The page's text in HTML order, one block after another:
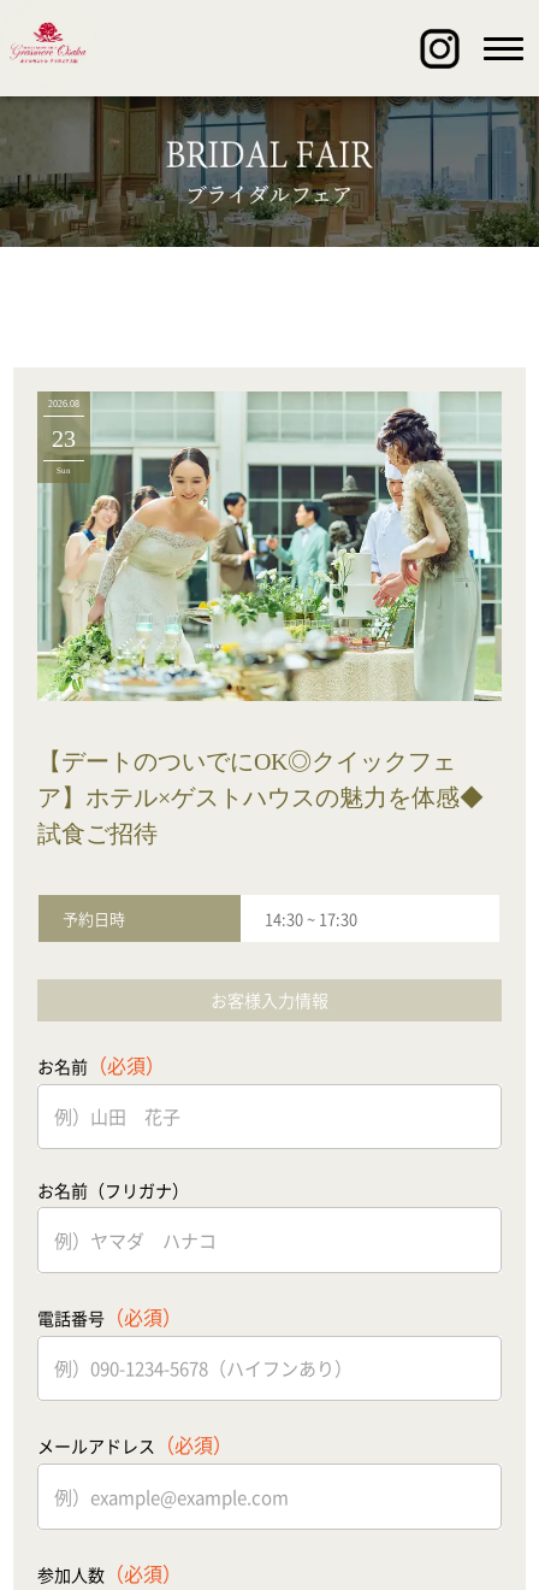
2026.08
23
Sun
【デートのついでにOK◎クイックフェ
ア】ホテル×ゲストハウスの魅力を体感◆
試食ご招待
予約日時 14:30~ 17:30
お客様入力情報
お名前 （必須）
お名前（フリガナ）
電話番号 （必須）
メールアドレス （必須）
参加人数 （必須）